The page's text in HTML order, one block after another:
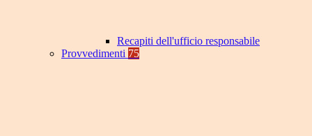
Recapiti dell'ufficio responsabile
Provvedimenti 75